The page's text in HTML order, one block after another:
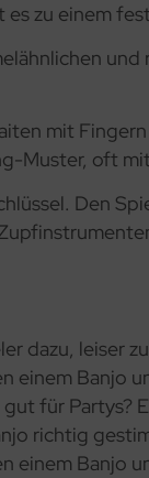
zu einem
mit
Muster, oft
Den
dazu, leiser
einem Banjo
für Partys?
richtig
einem Banjo